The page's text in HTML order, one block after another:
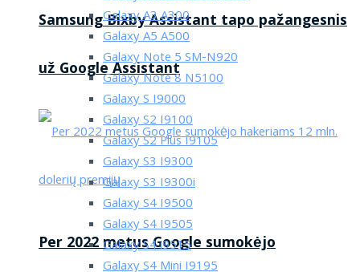
Samsung Bixby Assistant tapo pažangesnis
už Google Assistant
Per 2022 metus Google sumokėjo
Galaxy A3 A300
Galaxy A5 A500
Galaxy Note 5 SM-N920
Galaxy Note 8 N5100
Galaxy S I9000
Galaxy S2 I9100
Galaxy S2 Plus I9105
Galaxy S3 I9300
Galaxy S3 I9300i
Galaxy S4 I9500
Galaxy S4 I9505
Galaxy S4 i9515
Galaxy S4 Mini I9195